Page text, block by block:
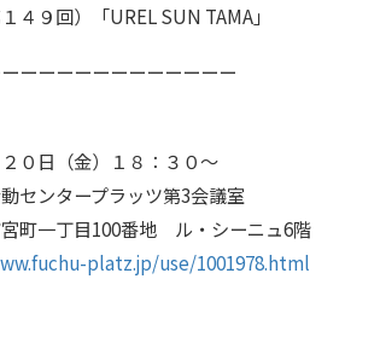
４９回）「UREL SUN TAMA」
ーーーーーーーーーーーー
０日（金）１８：３０～
センタープラッツ第3会議室
町一丁目100番地 ル・シーニュ6階
platz.jp/use/1001978.html